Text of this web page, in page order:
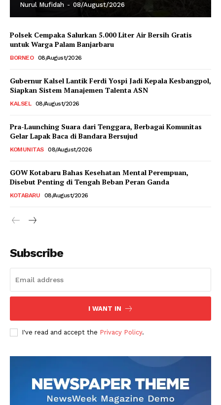
Nurul Mufidah - 08/August/2026
Polsek Cempaka Salurkan 5.000 Liter Air Bersih Gratis
untuk Warga Palam Banjarbaru
BORNEO 08/August/2026
Gubernur Kalsel Lantik Ferdi Yospi Jadi Kepala Kesbangpol,
Siapkan Sistem Manajemen Talenta ASN
KALSEL 08/August/2026
Pra-Launching Suara dari Tenggara, Berbagai Komunitas
Gelar Lapak Baca di Bandara Bersujud
KOMUNITAS 08/August/2026
GOW Kotabaru Bahas Kesehatan Mental Perempuan,
Disebut Penting di Tengah Beban Peran Ganda
KOTABARU 08/August/2026
Subscribe
I WANT IN
I've read and accept the Privacy Policy.